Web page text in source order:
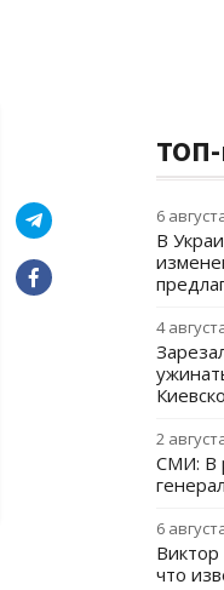
ТОП-
6
В
4
2
СМИ: В
6
что